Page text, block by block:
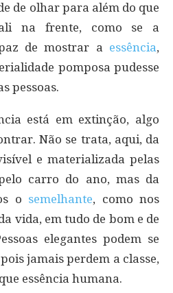
de olhar para além do que
na frente, como se a
de mostrar a essência,
pomposa pudesse
pessoas.
está em extinção, algo
Não se trata, aqui, da
e materializada pelas
carro do ano, mas da
o semelhante, como nos
vida, em tudo de bom e de
elegantes podem se
jamais perdem a classe,
essência humana.